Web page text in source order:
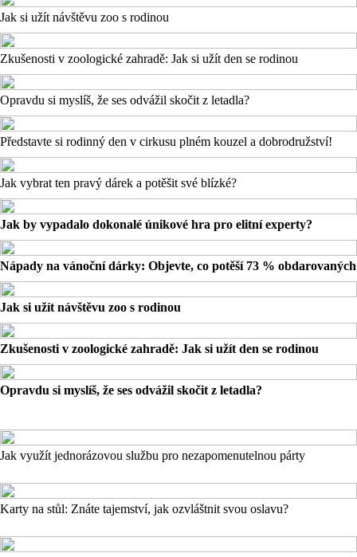
Jak si užít návštěvu zoo s rodinou
Zkušenosti v zoologické zahradě: Jak si užít den se rodinou
Opravdu si myslíš, že ses odvážil skočit z letadla?
Představte si rodinný den v cirkusu plném kouzel a dobrodružství!
Jak vybrat ten pravý dárek a potěšit své blízké?
Jak by vypadalo dokonalé únikové hra pro elitní experty?
Nápady na vánoční dárky: Objevte, co potěší 73 % obdarovaných
Jak si užít návštěvu zoo s rodinou
Zkušenosti v zoologické zahradě: Jak si užít den se rodinou
Opravdu si myslíš, že ses odvážil skočit z letadla?
Jak využít jednorázovou službu pro nezapomenutelnou párty
Karty na stůl: Znáte tajemství, jak ozvláštnit svou oslavu?